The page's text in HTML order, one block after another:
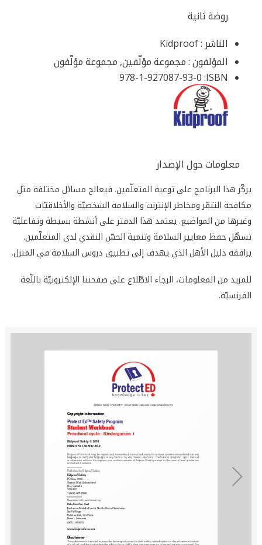
روضة ثانية
الناشر :Kidproof
المؤلفون : مجموعة مؤلّفين, مجموعة مؤلّفون
ISBN:
978-1-927087-93-0
معلومات حول الإصدار
يركّز هذا البرنامج على توعية المتعلّمين. فيعالج مسائل مختلفة مثل
مكافحة التنمّر ومخاطر الإنترنت والسلامة الشخصيّة والأخلاقيّات
وغيرها من المواضيع. يعتمد هذا الدفتر على أنشطة بسيطة وتفاعليّة
تسهّل حفظ معايير السلامة وتنمية الحسّ النقدي لدى المتعلّمين.
يرافقه دليل الأهل الذي يهدف إلى تطبيق دروس السلامة في المنزل.
للمزيد من المعلومات، الرجاء الاطّلاع على صفحتنا الإلكترونيّة باللّغة
الفرنسيّة.